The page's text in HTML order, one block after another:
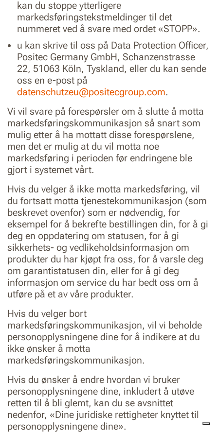
kan du stoppe ytterligere
markedsføringstekstmeldinger til det
nummeret ved å svare med ordet «STOPP».
u kan skrive til oss på Data Protection Officer,
Positec Germany GmbH, Schanzenstrasse
22, 51063 Köln, Tyskland, eller du kan sende
oss en e-post på
datenschutzeu@positecgroup.com.
Vi vil svare på forespørsler om å slutte å motta
markedsføringskommunikasjon så snart som
mulig etter å ha mottatt disse forespørslene,
men det er mulig at du vil motta noe
markedsføring i perioden før endringene ble
gjort i systemet vårt.
Hvis du velger å ikke motta markedsføring, vil
du fortsatt motta tjenestekommunikasjon (som
beskrevet ovenfor) som er nødvendig, for
eksempel for å bekrefte bestillingen din, for å gi
deg en oppdatering om statusen, for å gi
sikkerhets- og vedlikeholdsinformasjon om
produkter du har kjøpt fra oss, for å varsle deg
om garantistatusen din, eller for å gi deg
informasjon om service du har bedt oss om å
utføre på et av våre produkter.
Hvis du velger bort
markedsføringskommunikasjon, vil vi beholde
personopplysningene dine for å indikere at du
ikke ønsker å motta
markedsføringskommunikasjon.
Hvis du ønsker å endre hvordan vi bruker
personopplysningene dine, inkludert å utøve
retten til å bli glemt, kan du se avsnittet
nedenfor, «Dine juridiske rettigheter knyttet til
personopplysningene dine».